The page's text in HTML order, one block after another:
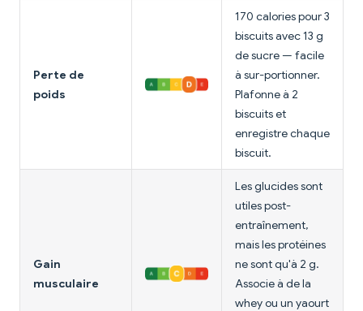
Perte de
poids
170 calories pour 3
biscuits avec 13 g
de sucre — facile
à sur-portionner.
Plafonne à 2
biscuits et
enregistre chaque
biscuit.
Gain
musculaire
Les glucides sont
utiles post-
entraînement,
mais les protéines
ne sont qu'à 2 g.
Associe à de la
whey ou un yaourt